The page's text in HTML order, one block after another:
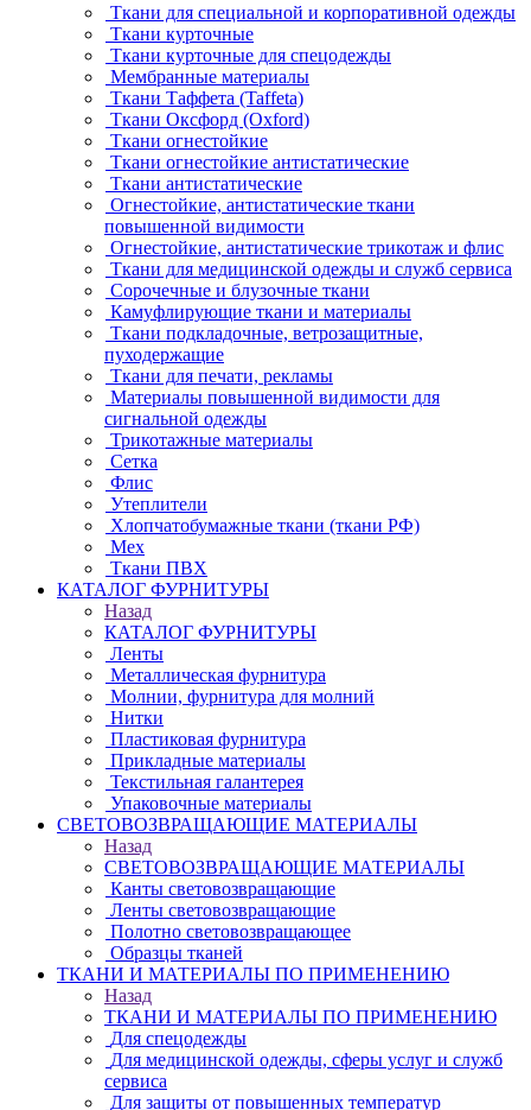
Ткани для специальной и корпоративной одежды
Ткани курточные
Ткани курточные для спецодежды
Мембранные материалы
Ткани Таффета (Taffeta)
Ткани Оксфорд (Oxford)
Ткани огнестойкие
Ткани огнестойкие антистатические
Ткани антистатические
Огнестойкие, антистатические ткани
повышенной видимости
Огнестойкие, антистатические трикотаж и флис
Ткани для медицинской одежды и служб сервиса
Сорочечные и блузочные ткани
Камуфлирующие ткани и материалы
Ткани подкладочные, ветрозащитные,
пуходержащие
Ткани для печати, рекламы
Материалы повышенной видимости для
сигнальной одежды
Трикотажные материалы
Сетка
Флис
Утеплители
Хлопчатобумажные ткани (ткани РФ)
Мех
Ткани ПВХ
КАТАЛОГ ФУРНИТУРЫ
Назад
КАТАЛОГ ФУРНИТУРЫ
Ленты
Металлическая фурнитура
Молнии, фурнитура для молний
Нитки
Пластиковая фурнитура
Прикладные материалы
Текстильная галантерея
Упаковочные материалы
СВЕТОВОЗВРАЩАЮЩИЕ МАТЕРИАЛЫ
Назад
СВЕТОВОЗВРАЩАЮЩИЕ МАТЕРИАЛЫ
Канты световозвращающие
Ленты световозвращающие
Полотно световозвращающее
Образцы тканей
ТКАНИ И МАТЕРИАЛЫ ПО ПРИМЕНЕНИЮ
Назад
ТКАНИ И МАТЕРИАЛЫ ПО ПРИМЕНЕНИЮ
Для спецодежды
Для медицинской одежды, сферы услуг и служб
сервиса
Для защиты от повышенных температур